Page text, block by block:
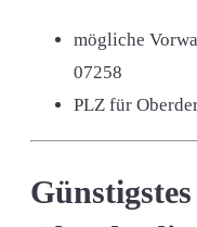
mögliche
07258
PLZ für